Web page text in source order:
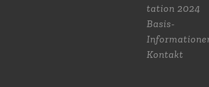
tation 2024
Basis-
Kontakt